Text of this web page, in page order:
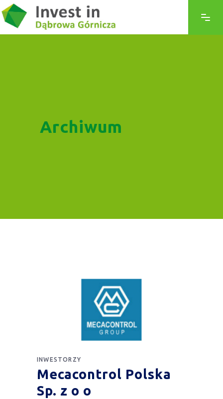
Archiwum
INWESTORZY
Mecacontrol Polska
Sp. z o o